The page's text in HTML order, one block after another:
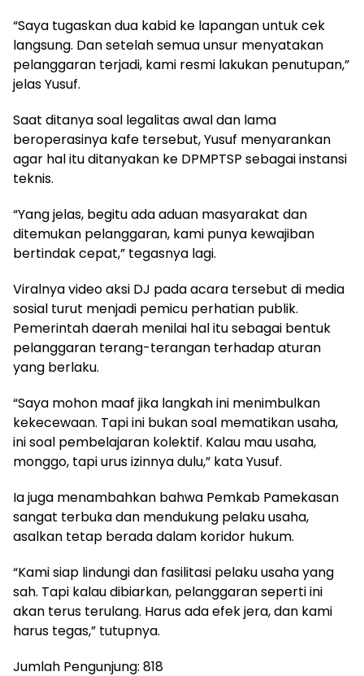
“Saya tugaskan dua kabid ke lapangan untuk cek
langsung. Dan setelah semua unsur menyatakan
pelanggaran terjadi, kami resmi lakukan penutupan,”
jelas Yusuf.
Saat ditanya soal legalitas awal dan lama
beroperasinya kafe tersebut, Yusuf menyarankan
agar hal itu ditanyakan ke DPMPTSP sebagai instansi
teknis.
“Yang jelas, begitu ada aduan masyarakat dan
ditemukan pelanggaran, kami punya kewajiban
bertindak cepat,” tegasnya lagi.
Viralnya video aksi DJ pada acara tersebut di media
sosial turut menjadi pemicu perhatian publik.
Pemerintah daerah menilai hal itu sebagai bentuk
pelanggaran terang-terangan terhadap aturan
yang berlaku.
“Saya mohon maaf jika langkah ini menimbulkan
kekecewaan. Tapi ini bukan soal mematikan usaha,
ini soal pembelajaran kolektif. Kalau mau usaha,
monggo, tapi urus izinnya dulu,” kata Yusuf.
Ia juga menambahkan bahwa Pemkab Pamekasan
sangat terbuka dan mendukung pelaku usaha,
asalkan tetap berada dalam koridor hukum.
“Kami siap lindungi dan fasilitasi pelaku usaha yang
sah. Tapi kalau dibiarkan, pelanggaran seperti ini
akan terus terulang. Harus ada efek jera, dan kami
harus tegas,” tutupnya.
Jumlah Pengunjung: 818